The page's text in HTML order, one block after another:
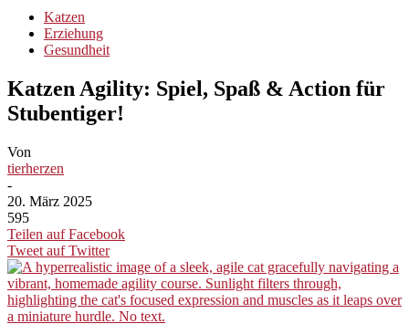
Katzen
Erziehung
Gesundheit
Katzen Agility: Spiel, Spaß & Action für
Stubentiger!
Von
tierherzen
-
20. März 2025
595
Teilen auf Facebook
Tweet auf Twitter